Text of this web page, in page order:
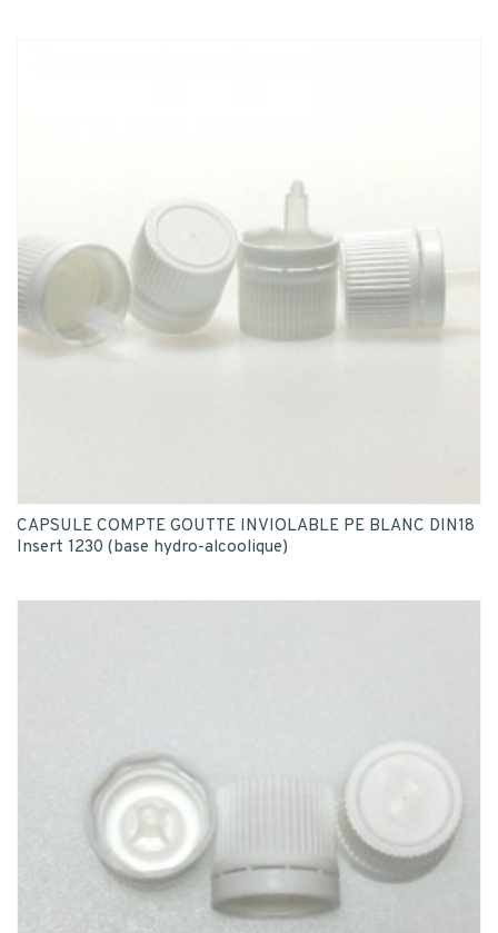
CAPSULE COMPTE GOUTTE INVIOLABLE PE BLANC DIN18
Insert 1230 (base hydro-alcoolique)